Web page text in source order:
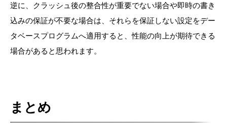
逆に、クラッシュ後の整合性が重要でない場合や即時の書き
込みの保証が不要な場合は、それらを保証しない設定をデー
タベースプログラムへ適用すると、性能の向上が期待できる
場合があると思われます。
まとめ